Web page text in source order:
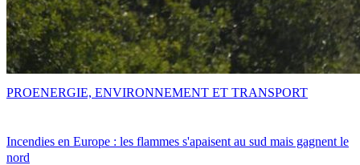
Incendies en Europe : les flammes s'apaisent au sud mais gagnent le
nord
PROENERGIE, ENVIRONNEMENT ET TRANSPORT